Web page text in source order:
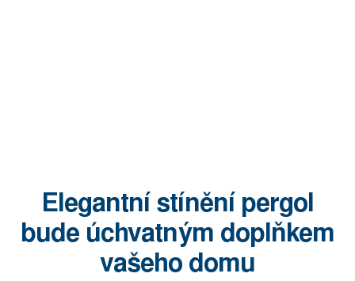
Elegantní stínění pergol
bude úchvatným doplňkem
vašeho domu